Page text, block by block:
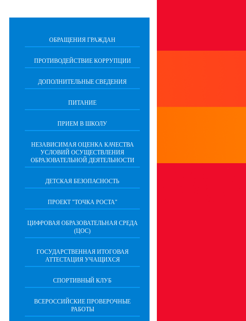
ОБРАЩЕНИЯ ГРАЖДАН
ПРОТИВОДЕЙСТВИЕ КОРРУПЦИИ
ДОПОЛНИТЕЛЬНЫЕ СВЕДЕНИЯ
ПИТАНИЕ
ПРИЕМ В ШКОЛУ
НЕЗАВИСИМАЯ ОЦЕНКА КАЧЕСТВА
УСЛОВИЙ ОСУЩЕСТВЛЕНИЯ
ОБРАЗОВАТЕЛЬНОЙ ДЕЯТЕЛЬНОСТИ
ДЕТСКАЯ БЕЗОПАСНОСТЬ
ПРОЕКТ "ТОЧКА РОСТА"
ЦИФРОВАЯ ОБРАЗОВАТЕЛЬНАЯ СРЕДА
(ЦОС)
ГОСУДАРСТВЕННАЯ ИТОГОВАЯ
АТТЕСТАЦИЯ УЧАЩИХСЯ
СПОРТИВНЫЙ КЛУБ
ВСЕРОССИЙСКИЕ ПРОВЕРОЧНЫЕ
РАБОТЫ